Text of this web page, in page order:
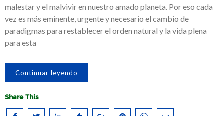
malestar y el malvivir en nuestro amado planeta. Por eso cada
vez es más eminente, urgente y necesario el cambio de
paradigmas para restablecer el orden natural y la vida plena
para esta
Continuar leyendo
Share This